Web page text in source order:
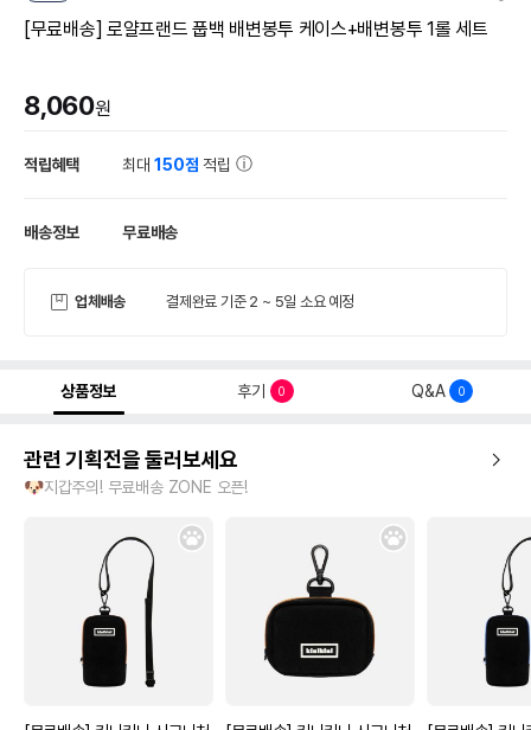
[무료배송] 로얄프랜드 풉백 배변봉투 케이스+배변봉투 1롤 세트
8,060원
적립혜택 최대150점 적립
배송정보 무료배송
업체배송 결제완료 기준 2 ~ 5일 소요 예정
상품정보 후기 0 Q&A 0
관련 기획전을 둘러보세요
🐶지갑주의! 무료배송 ZONE 오픈!